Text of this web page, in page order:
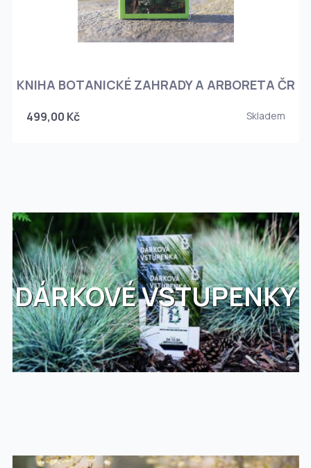
KNIHA BOTANICKÉ ZAHRADY A ARBORETA ČR
499,00 Kč Skladem
DÁRKOVÉ VSTUPENKY